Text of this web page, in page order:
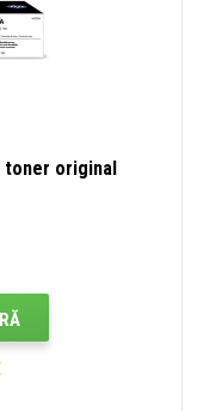
toner original